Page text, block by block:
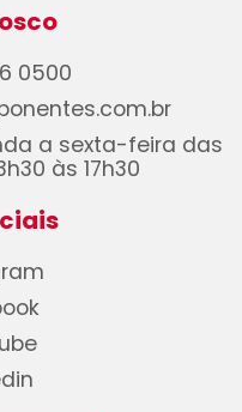
0500
a sexta-feira das
às 17h30